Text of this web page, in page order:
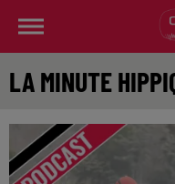
LA MINUTE